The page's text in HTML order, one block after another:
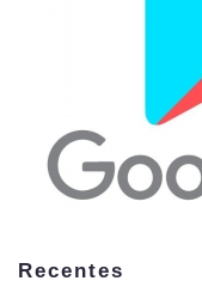
Recentes